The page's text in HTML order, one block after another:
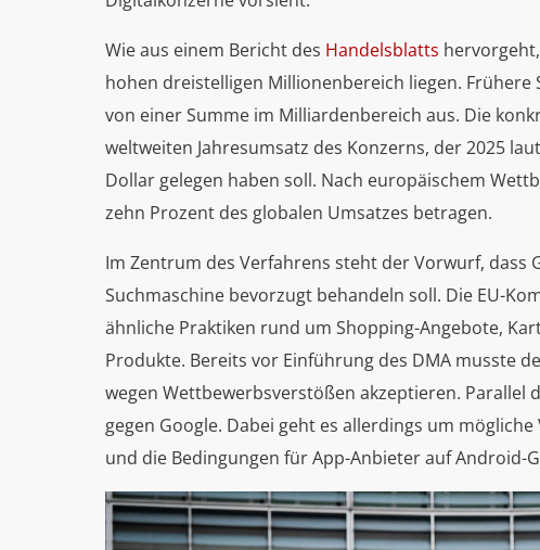
Wie aus einem Bericht des Handelsblatts
hohen dreistelligen Millionenbereich liegen. Frühere
von einer Summe im Milliardenbereich aus. Die
weltweiten Jahresumsatz des Konzerns, der 2025
Dollar gelegen haben soll. Nach europäischem
zehn Prozent des globalen Umsatzes betragen.
Im Zentrum des Verfahrens steht der Vorwurf, dass
Suchmaschine bevorzugt behandeln soll. Die EU-
ähnliche Praktiken rund um Shopping-Angebote,
Produkte. Bereits vor Einführung des DMA musste
wegen Wettbewerbsverstößen akzeptieren. Parallel
gegen Google. Dabei geht es allerdings um
und die Bedingungen für App-Anbieter auf Android-